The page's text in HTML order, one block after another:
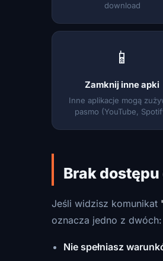
download
📱
Zamknij inne apki
Inne aplikacje mogą
pasmo (YouTube,
Brak
Jeśli widzisz komunikat
oznacza jedno z dwóch:
Nie spełniasz